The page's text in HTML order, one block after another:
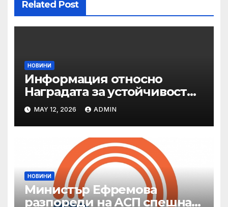
Related Post
НОВИНИ
Информация относно
Наградата за устойчивост
на ОАЕ „Зайед“
MAY 12, 2026 ADMIN
НОВИНИ
Министър Ефремова
разпореди на АСП спешна